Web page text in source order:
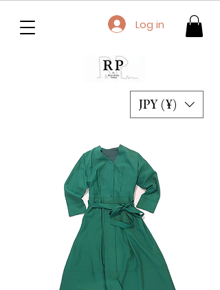
JPY (¥)
Log in